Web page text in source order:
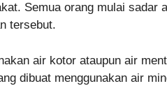
Semua orang mulai sadar
tersebut.
air kotor ataupun air
dibuat menggunakan air